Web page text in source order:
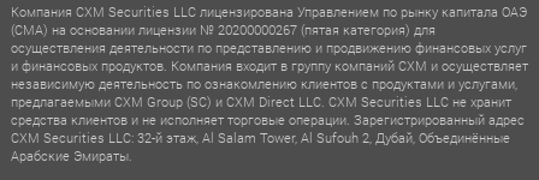
Компания CXM Securities LLC лицензирована Управлением по рынку капитала ОАЭ
(CMA) на основании лицензии № 20200000267 (пятая категория) для
осуществления деятельности по представлению и продвижению финансовых услуг
и финансовых продуктов. Компания входит в группу компаний CXM и осуществляет
независимую деятельность по ознакомлению клиентов с продуктами и услугами,
предлагаемыми CXM Group (SC) и CXM Direct LLC. CXM Securities LLC не хранит
средства клиентов и не исполняет торговые операции. Зарегистрированный адрес
CXM Securities LLC: 32-й этаж, Al Salam Tower, Al Sufouh 2, Дубай, Объединённые
Арабские Эмираты.